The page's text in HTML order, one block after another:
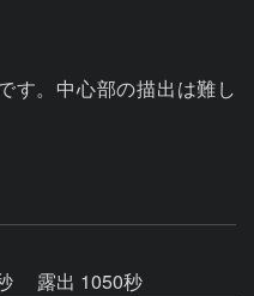
す。中心部の描出は難し
露出 1050秒